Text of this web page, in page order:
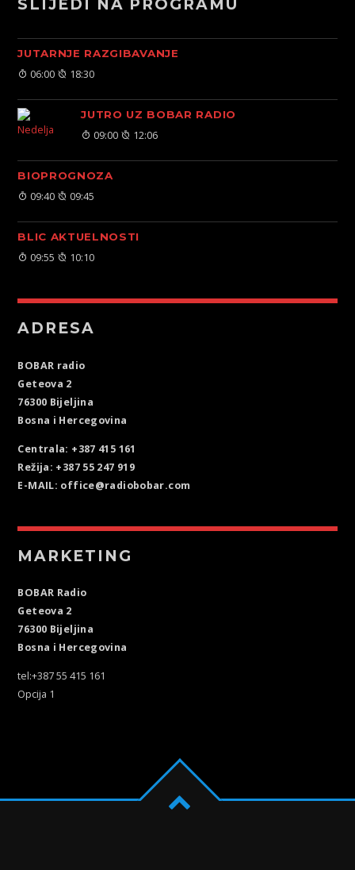
SLIJEDI NA PROGRAMU
JUTARNJE RAZGIBAVANJE
06:00 18:30
JUTRO UZ BOBAR RADIO
09:00 12:06
BIOPROGNOZA
09:40 09:45
BLIC AKTUELNOSTI
09:55 10:10
ADRESA
BOBAR radio
Geteova 2
76300 Bijeljina
Bosna i Hercegovina
Centrala: +387 415 161
Režija: +387 55 247 919
E-MAIL: office@radiobobar.com
MARKETING
BOBAR Radio
Geteova 2
76300 Bijeljina
Bosna i Hercegovina
tel:+387 55 415 161
Opcija 1